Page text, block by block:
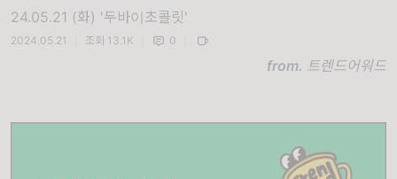
24.05.21 (화) '두바이초콜릿'
2024.05.21 조회 13.1K 0
from. 트렌드어워드